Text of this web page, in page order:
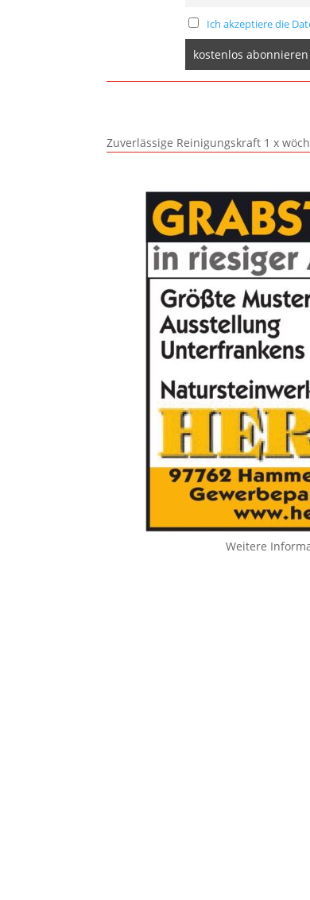
Ich akzeptiere die
Zuverlässige Reinigungskraft 1 x
Weitere